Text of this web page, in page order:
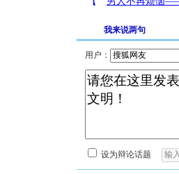
我来说两句
用户：
设为辩论话题